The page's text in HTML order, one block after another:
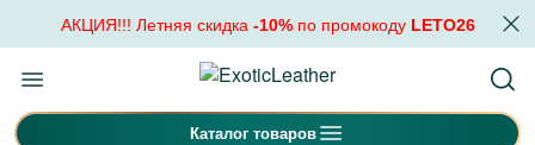
АКЦИЯ!!! Летняя скидка -10%по промокоду LETO26
Каталог товаров